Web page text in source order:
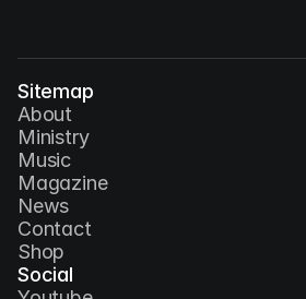
Sitemap
About
Ministry
Music
Magazine
News
Contact
Shop
Social